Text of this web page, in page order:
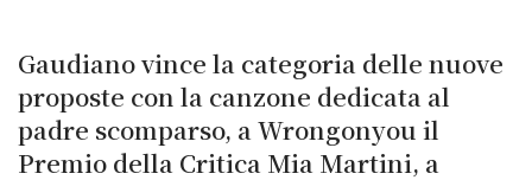
Gaudiano vince la categoria delle nuove
proposte con la canzone dedicata al
padre scomparso, a Wrongonyou il
Premio della Critica Mia Martini, a